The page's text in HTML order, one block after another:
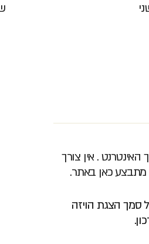
. אין צורך
מתבצע כאן באתר.
סמך הצגת הויזה